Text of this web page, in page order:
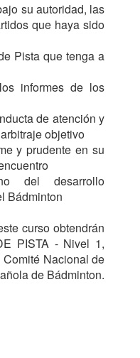
que haya sido
objetivo
Bádminton
curso obtendrán
PISTA - Nivel 1,
Nacional de
de Bádminton.